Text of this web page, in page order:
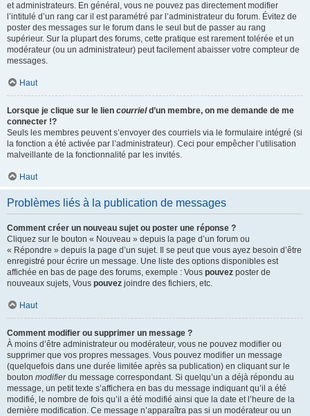
et administrateurs. En général, vous ne pouvez pas directement modifier
l’intitulé d’un rang car il est paramétré par l’administrateur du forum. Évitez de
poster des messages sur le forum dans le seul but de passer au rang
supérieur. Sur la plupart des forums, cette pratique est rarement tolérée et un
modérateur (ou un administrateur) peut facilement abaisser votre compteur de
messages.
Haut
Lorsque je clique sur le lien courrield’un membre, on me demande de me
connecter !?
Seuls les membres peuvent s’envoyer des courriels via le formulaire intégré (si
la fonction a été activée par l’administrateur). Ceci pour empêcher l’utilisation
malveillante de la fonctionnalité par les invités.
Haut
Problèmes liés à la publication de messages
Comment créer un nouveau sujet ou poster une réponse ?
Cliquez sur le bouton « Nouveau » depuis la page d’un forum ou
« Répondre » depuis la page d’un sujet. Il se peut que vous ayez besoin d’être
enregistré pour écrire un message. Une liste des options disponibles est
affichée en bas de page des forums, exemple : Vous pouvez poster de
nouveaux sujets, Vous pouvez joindre des fichiers, etc.
Haut
Comment modifier ou supprimer un message ?
À moins d’être administrateur ou modérateur, vous ne pouvez modifier ou
supprimer que vos propres messages. Vous pouvez modifier un message
(quelquefois dans une durée limitée après sa publication) en cliquant sur le
bouton modifierdu message correspondant. Si quelqu’un a déjà répondu au
message, un petit texte s’affichera en bas du message indiquant qu’il a été
modifié, le nombre de fois qu’il a été modifié ainsi que la date et l’heure de la
dernière modification. Ce message n’apparaîtra pas si un modérateur ou un